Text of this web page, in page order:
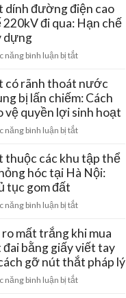
Những
chiêu
bẫy
trắng
tiền
cọc
đất
ven
trục
linh
Tây
–
Ba
Lưu
pháp
lý
tư
dính đường điện cao
đi qua: Hạn chế
dựng
năng bình luận bị tắtở
dính
đường
điện
cao
thế
đi
qua:
xây
có rãnh thoát nước
bị lấn chiếm: Cách
vệ quyền lợi sinh hoạt
năng bình luận bị tắtở
có
rãnh
thoát
chung
lấn
chiếm:
Cách
vệ
thuộc các khu tập thể
hóc tại Hà Nội:
tục gom đất
năng bình luận bị tắtở
thuộc
các
khu
tập
thể
ro mất trắng khi mua
đai bằng giấy viết tay
gỡ nút thắt pháp lý
năng bình luận bị tắtở